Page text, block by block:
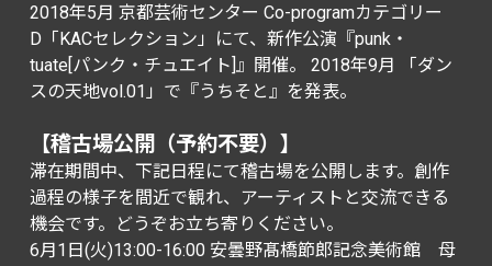
2018年5月 京都芸術センター Co-programカテゴリー
D「KACセレクション」にて、新作公演『punk・
tuate[パンク・チュエイト]』開催。 2018年9月 「ダン
スの天地vol.01」で『うちそと』を発表。
【稽古場公開（予約不要）】
滞在期間中、下記日程にて稽古場を公開します。創作
過程の様子を間近で観れ、アーティストと交流できる
機会です。どうぞお立ち寄りください。
6月1日(火)13:00-16:00 安曇野髙橋節郎記念美術館 母